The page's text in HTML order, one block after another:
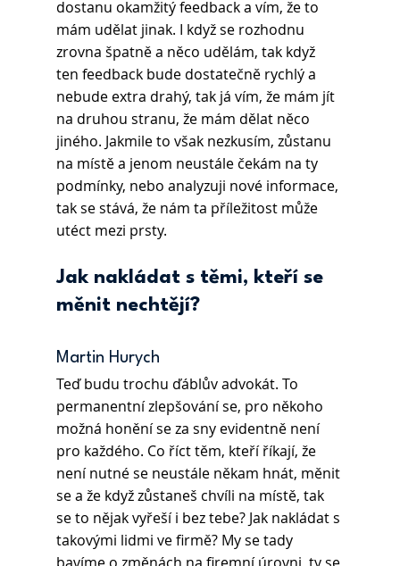
dostanu okamžitý feedback a vím, že to
mám udělat jinak. I když se rozhodnu
zrovna špatně a něco udělám, tak když
ten feedback bude dostatečně rychlý a
nebude extra drahý, tak já vím, že mám jít
na druhou stranu, že mám dělat něco
jiného. Jakmile to však nezkusím, zůstanu
na místě a jenom neustále čekám na ty
podmínky, nebo analyzuji nové informace,
tak se stává, že nám ta příležitost může
utéct mezi prsty.
Jak nakládat s těmi, kteří se
měnit nechtějí?
Martin Hurych
Teď budu trochu ďáblův advokát. To
permanentní zlepšování se, pro někoho
možná honění se za sny evidentně není
pro každého. Co říct těm, kteří říkají, že
není nutné se neustále někam hnát, měnit
se a že když zůstaneš chvíli na místě, tak
se to nějak vyřeší i bez tebe? Jak nakládat s
takovými lidmi ve firmě? My se tady